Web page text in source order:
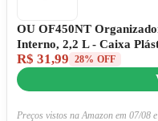
OU OF450NT
Interno, 2,2 L - Caixa
R$ 31,99 28% OFF
Preços vistos na Amazon em 07/08